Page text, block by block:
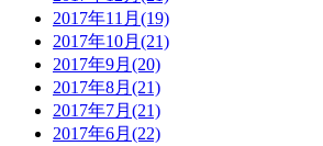
2017年11月(19)
2017年10月(21)
2017年9月(20)
2017年8月(21)
2017年7月(21)
2017年6月(22)